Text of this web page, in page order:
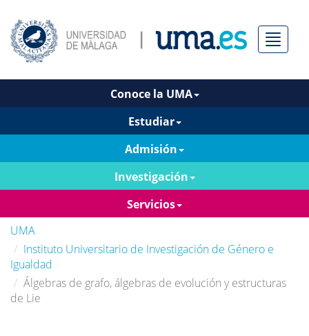
Menú
Conoce la UMA
Estudiar
Admisión
Investigación
Servicios
UMA
Instituto Universitario de Investigación de Género e
Igualdad
Álgebras de grafo, álgebras de evolución y estructuras
de Lie